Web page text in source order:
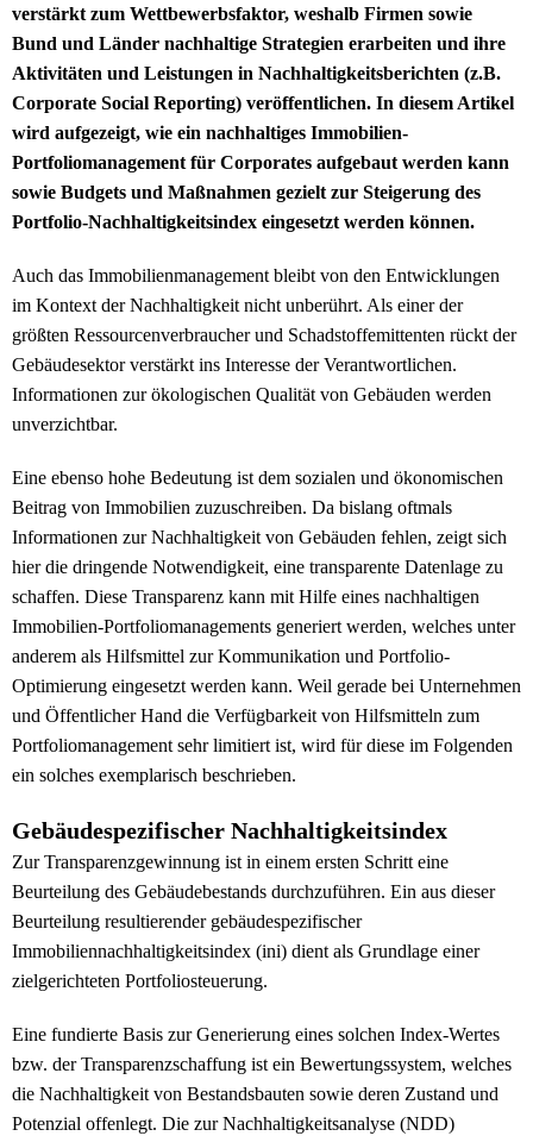
verstärkt zum Wettbewerbsfaktor, weshalb Firmen sowie
Bund und Länder nachhaltige Strategien erarbeiten und ihre
Aktivitäten und Leistungen in Nachhaltigkeitsberichten (z.B.
Corporate Social Reporting) veröffentlichen. In diesem Artikel
wird aufgezeigt, wie ein nachhaltiges Immobilien-
Portfoliomanagement für Corporates aufgebaut werden kann
sowie Budgets und Maßnahmen gezielt zur Steigerung des
Portfolio-Nachhaltigkeitsindex eingesetzt werden können.
Auch das Immobilienmanagement bleibt von den Entwicklungen
im Kontext der Nachhaltigkeit nicht unberührt. Als einer der
größten Ressourcenverbraucher und Schadstoffemittenten rückt der
Gebäudesektor verstärkt ins Interesse der Verantwortlichen.
Informationen zur ökologischen Qualität von Gebäuden werden
unverzichtbar.
Eine ebenso hohe Bedeutung ist dem sozialen und ökonomischen
Beitrag von Immobilien zuzuschreiben. Da bislang oftmals
Informationen zur Nachhaltigkeit von Gebäuden fehlen, zeigt sich
hier die dringende Notwendigkeit, eine transparente Datenlage zu
schaffen. Diese Transparenz kann mit Hilfe eines nachhaltigen
Immobilien-Portfoliomanagements generiert werden, welches unter
anderem als Hilfsmittel zur Kommunikation und Portfolio-
Optimierung eingesetzt werden kann. Weil gerade bei Unternehmen
und Öffentlicher Hand die Verfügbarkeit von Hilfsmitteln zum
Portfoliomanagement sehr limitiert ist, wird für diese im Folgenden
ein solches exemplarisch beschrieben.
Gebäudespezifischer Nachhaltigkeitsindex
Zur Transparenzgewinnung ist in einem ersten Schritt eine
Beurteilung des Gebäudebestands durchzuführen. Ein aus dieser
Beurteilung resultierender gebäudespezifischer
Immobiliennachhaltigkeitsindex (ini) dient als Grundlage einer
zielgerichteten Portfoliosteuerung.
Eine fundierte Basis zur Generierung eines solchen Index-Wertes
bzw. der Transparenzschaffung ist ein Bewertungssystem, welches
die Nachhaltigkeit von Bestandsbauten sowie deren Zustand und
Potenzial offenlegt. Die zur Nachhaltigkeitsanalyse (NDD)